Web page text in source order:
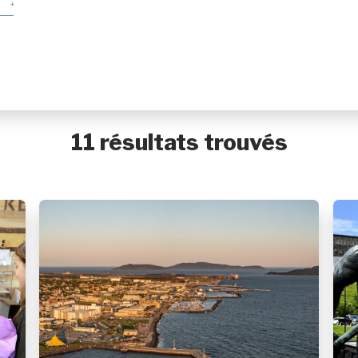
Colombier
Côte-Nord-du-Golfe-du-Saint-Laurent
Harrington Harbour
Havre-Saint-Pierre
Kawawachikamach
Kegaska
La Romaine
Lac-au-Brochet
11 résultats trouvés